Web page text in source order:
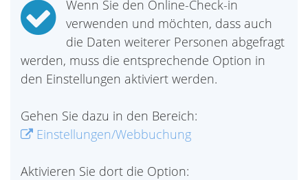
Wenn Sie den Online-Check-in
verwenden und möchten, dass auch
die Daten weiterer Personen abgefragt
werden, muss die entsprechende Option in
den Einstellungen aktiviert werden.
Gehen Sie dazu in den Bereich:
Einstellungen/Webbuchung
Aktivieren Sie dort die Option: